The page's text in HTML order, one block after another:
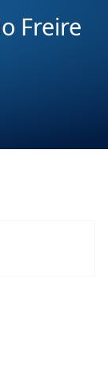
Freire